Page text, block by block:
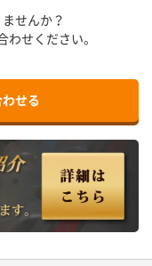
せんか？
せください。
わせる